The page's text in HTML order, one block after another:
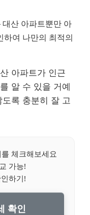
산 아파트뿐만 아
하여 나만의 최적의
아파트가 인근
알 수 있을 거예
록 충분히 잘 고
체크해보세요
가능!
하기!
확인